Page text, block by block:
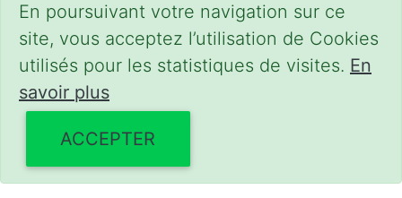
En poursuivant votre navigation sur ce
site, vous acceptez l’utilisation de Cookies
utilisés pour les statistiques de visites. En
savoir plus
ACCEPTER
Phone :0475 47 20 19
Email :mobilii@tcontact.me
Décalaminage & Régénération FAP à
domicile
Interventions urgentes sur la Belgique dans
les régions suivantes :